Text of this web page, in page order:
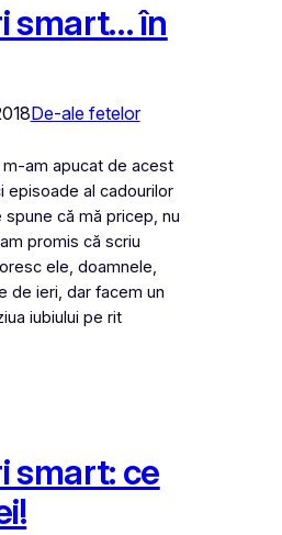
smart… în
De-ale fetelor
m-am apucat de acest
episoade al cadourilor
că mă pricep, nu
promis că scriu
ele, doamnele,
de ieri, dar facem un
iubiului pe rit
smart: ce